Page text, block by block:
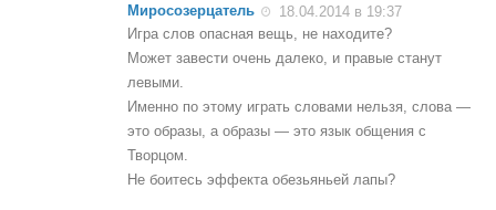
Миросозерцатель
18.04.2014 в 19:37
Игра слов опасная вещь, не находите?
Может завести очень далеко, и правые станут
левыми.
Именно по этому играть словами нельзя, слова —
это образы, а образы — это язык общения с
Творцом.
Не боитесь эффекта обезьяньей лапы?